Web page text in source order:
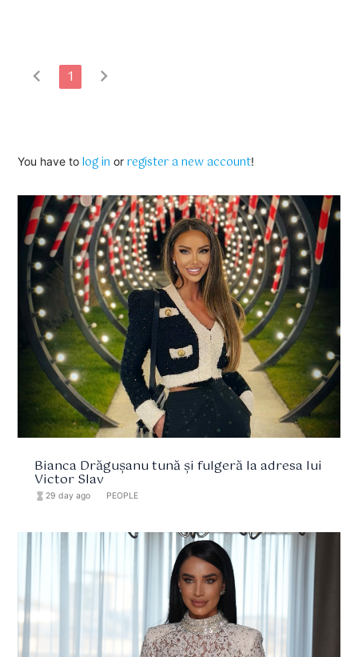
chevron_left 1 chevron_right
You have tolog in orregister a new account!
Bianca Drăgușanu tună și fulgeră la adresa lui
Victor Slav
hourglass_full 29 day ago PEOPLE